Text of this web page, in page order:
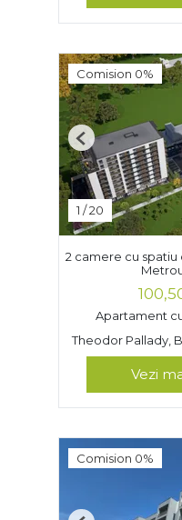
Comision 0%
1 /20
Previous
2 camere cu
Apartament
Theodor Pallady,
Vezi
Comision 0%